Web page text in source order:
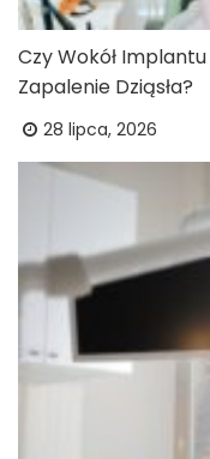
Czy Wokół
Zapalenie Dziąsła?
28 lipca, 2026